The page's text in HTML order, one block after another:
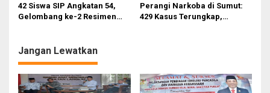
42 Siswa SIP Angkatan 54,
Gelombang ke-2 Resimen
Perangi Narkoba di Sumut:
429 Kasus Terungkap,
Jangan Lewatkan